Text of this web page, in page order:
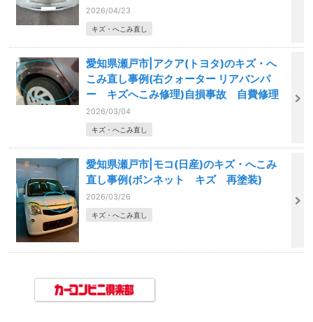
2026/04/23
キズ・へこみ直し
愛知県瀬戸市|アクア(トヨタ)のキズ・へ
こみ直し事例(右クォーター リアバンパ
ー キズへこみ修理)自損事故 自費修理
2026/03/04
キズ・へこみ直し
愛知県瀬戸市|モコ(日産)のキズ・へこみ
直し事例(ボンネット キズ 再塗装)
2026/03/26
キズ・へこみ直し